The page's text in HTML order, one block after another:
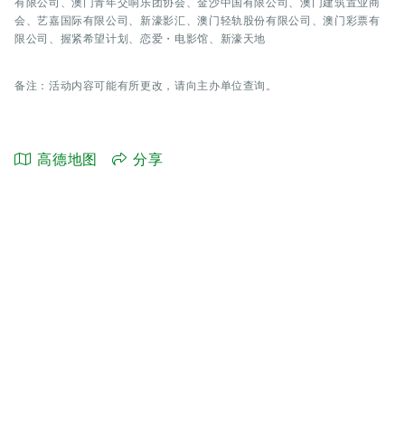
会、艺嘉国际有限公司、新濠影汇、澳门轻轨股份有限公司、澳门彩票有
限公司、握紧希望计划、恋爱・电影馆、新濠天地
备注：活动内容可能有所更改，请向主办单位查询。
高德地图 分享